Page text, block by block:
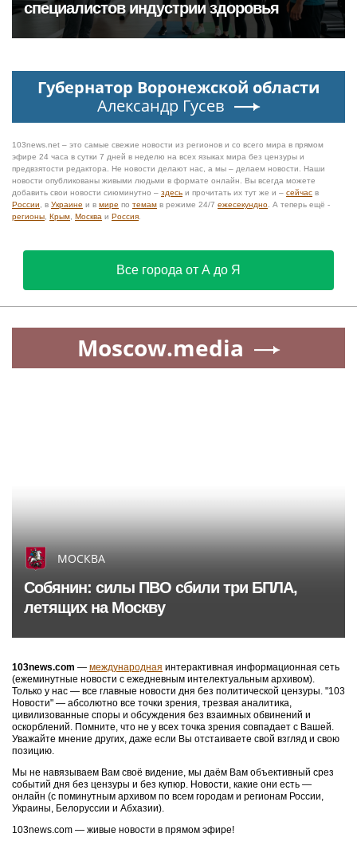
специалистов индустрии здоровья
Губернатор Воронежской области
Александр Гусев
103news.net – это самые свежие новости из регионов и со всего мира в прямом
эфире 24 часа в сутки 7 дней в неделю на всех языках мира без цензуры и
предвзятости редактора. Не новости делают нас, а мы – делаем новости. Наши
новости опубликованы живыми людьми в формате онлайн. Вы всегда можете
добавить свои новости сиюминутно – здесь и прочитать их тут же и – сейчас в
России , в Украине и в мире по темам в режиме 24/7 ежесекундно . А теперь ещё -
регионы Крым Москва и Россия
Все города от А до Я
Moscow.media
МОСКВА
Собянин: силы ПВО сбили три БПЛА,
летящих на Москву
103news.com — международная интерактивная информационная сеть
(ежеминутные новости с ежедневным интелектуальным архивом).
Только у нас — все главные новости дня без политической цензуры. "103
Новости" — абсолютно все точки зрения, трезвая аналитика,
цивилизованные споры и обсуждения без взаимных обвинений и
оскорблений. Помните, что не у всех точка зрения совпадает с Вашей.
Уважайте мнение других, даже если Вы отстаиваете свой взгляд и свою
позицию.
Мы не навязываем Вам своё видение, мы даём Вам объективный срез
событий дня без цензуры и без купюр. Новости, какие они есть —
онлайн (с поминутным архивом по всем городам и регионам России,
Украины, Белоруссии и Абхазии).
103news.com — живые новости в прямом эфире!